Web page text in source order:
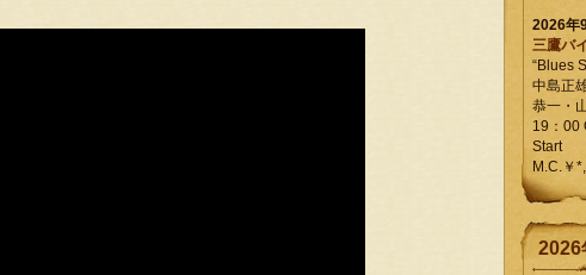
2026年
三鷹バ
“Blues
中島正
恭一・
19：00
Start
M.C.￥
2026